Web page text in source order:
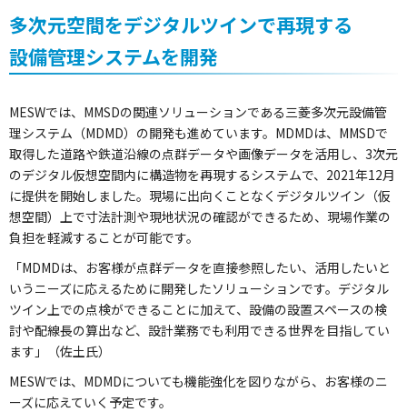
多次元空間をデジタルツインで再現する
設備管理システムを開発
MESWでは、MMSDの関連ソリューションである三菱多次元設備管
理システム（MDMD）の開発も進めています。MDMDは、MMSDで
取得した道路や鉄道沿線の点群データや画像データを活用し、3次元
のデジタル仮想空間内に構造物を再現するシステムで、2021年12月
に提供を開始しました。現場に出向くことなくデジタルツイン（仮
想空間）上で寸法計測や現地状況の確認ができるため、現場作業の
負担を軽減することが可能です。
「MDMDは、お客様が点群データを直接参照したい、活用したいと
いうニーズに応えるために開発したソリューションです。デジタル
ツイン上での点検ができることに加えて、設備の設置スペースの検
討や配線長の算出など、設計業務でも利用できる世界を目指してい
ます」（佐土氏）
MESWでは、MDMDについても機能強化を図りながら、お客様のニ
ーズに応えていく予定です。